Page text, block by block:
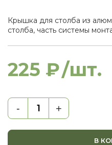
Крышка для столба из
столба, часть системы
225 ₽/шт.
- +
В